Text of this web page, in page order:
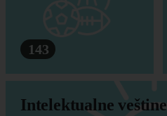
143
Intelektualne veštine